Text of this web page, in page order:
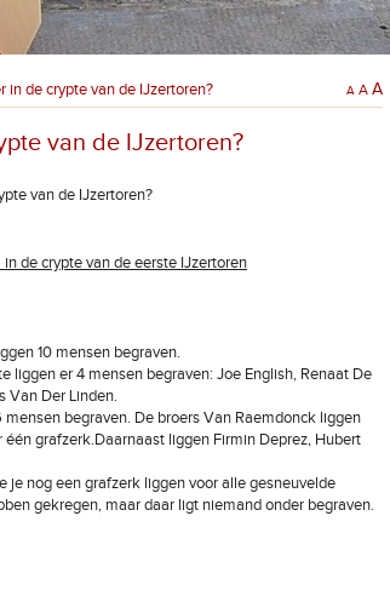
in de crypte van de IJzertoren? A A A
van de IJzertoren?
van de IJzertoren?
de crypte van de eerste IJzertoren
10 mensen begraven.
liggen er 4 mensen begraven: Joe English, Renaat De
Van Der Linden.
begraven. De broers Van Raemdonck liggen
grafzerk.Daarnaast liggen Firmin Deprez, Hubert
je nog een grafzerk liggen voor alle gesneuvelde
gekregen, maar daar ligt niemand onder begraven.